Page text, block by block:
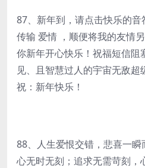
87、新年到，请点击快乐的音
传输 爱情 ，顺便将我的友情
你新年开心快乐！祝福短信阻
见、且智慧过人的宇宙无敌
祝：新年快乐！
88、人生爱恨交错，悲喜一
心无时无刻；追求无需苛刻，